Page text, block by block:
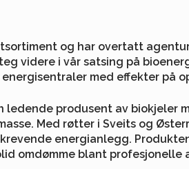
og har overtatt
videre i vår satsing på
med effekter på
ledende produsent av
Med røtter i Sveits og
energianlegg.
omdømme blant profesjonelle